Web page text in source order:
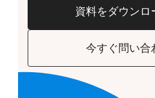
資料をダウンロ
今すぐ問い合